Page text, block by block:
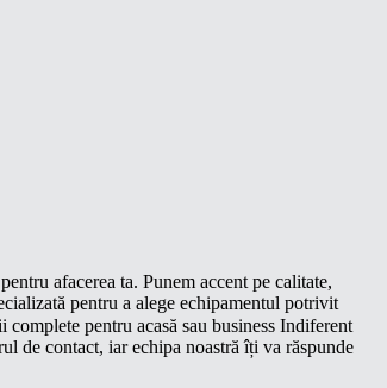
afacerea ta. Punem accent pe calitate,
pentru a alege echipamentul potrivit
pentru acasă sau business Indiferent
de contact, iar echipa noastră îți va răspunde